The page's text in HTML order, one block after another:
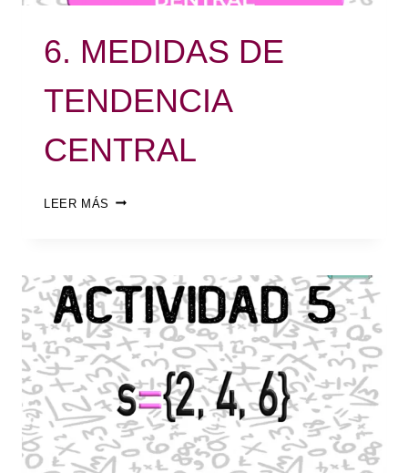
6. MEDIDAS DE
TENDENCIA
CENTRAL
LEER MÁS